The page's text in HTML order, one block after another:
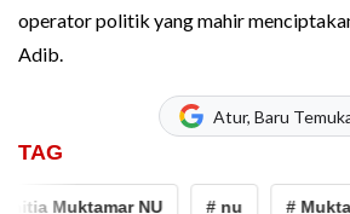
operator politik yang mahir
Adib.
Atur, Baru
TAG
Muktamar NU # nu #